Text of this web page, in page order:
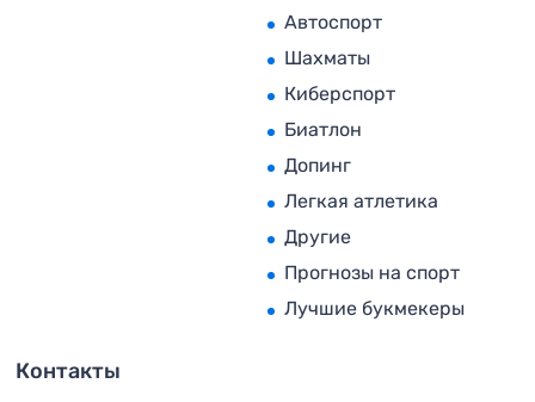
Автоспорт
Шахматы
Киберспорт
Биатлон
Допинг
Легкая атлетика
Другие
Прогнозы на спорт
Лучшие букмекеры
Контакты